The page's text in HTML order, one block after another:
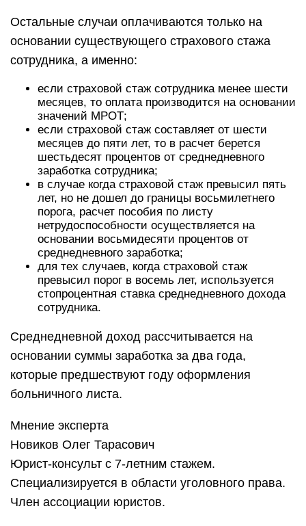
Остальные случаи оплачиваются только на
основании существующего страхового стажа
сотрудника, а именно:
если страховой стаж сотрудника менее шести
месяцев, то оплата производится на основании
значений МРОТ;
если страховой стаж составляет от шести
месяцев до пяти лет, то в расчет берется
шестьдесят процентов от среднедневного
заработка сотрудника;
в случае когда страховой стаж превысил пять
лет, но не дошел до границы восьмилетнего
порога, расчет пособия по листу
нетрудоспособности осуществляется на
основании восьмидесяти процентов от
среднедневного заработка;
для тех случаев, когда страховой стаж
превысил порог в восемь лет, используется
стопроцентная ставка среднедневного дохода
сотрудника.
Среднедневной доход рассчитывается на
основании суммы заработка за два года,
которые предшествуют году оформления
больничного листа.
Мнение эксперта
Новиков Олег Тарасович
Юрист-консульт с 7-летним стажем.
Специализируется в области уголовного права.
Член ассоциации юристов.